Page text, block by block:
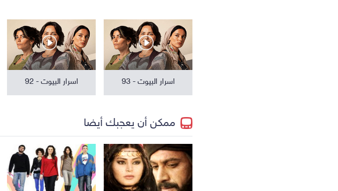
اسرار البيوت - 93 اسرار البيوت - 92
ممكن أن يعجبك أيضا